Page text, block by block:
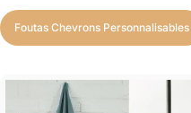
Foutas Chevrons Personnalisables